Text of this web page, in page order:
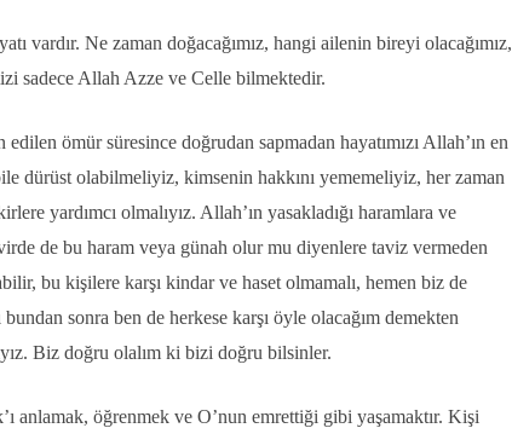
vardır. Ne zaman doğacağımız, hangi ailenin bireyi olacağımız,
sadece Allah Azze ve Celle bilmektedir.
ömür süresince doğrudan sapmadan hayatımızı Allah’ın en
dürüst olabilmeliyiz, kimsenin hakkını yememeliyiz, her zaman
yardımcı olmalıyız. Allah’ın yasakladığı haramlara ve
de bu haram veya günah olur mu diyenlere taviz vermeden
bu kişilere karşı kindar ve haset olmamalı, hemen biz de
sonra ben de herkese karşı öyle olacağım demekten
Biz doğru olalım ki bizi doğru bilsinler.
anlamak, öğrenmek ve O’nun emrettiği gibi yaşamaktır. Kişi